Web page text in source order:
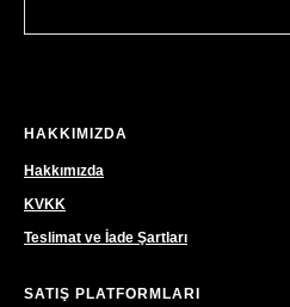
HAKKIMIZDA
Hakkımızda
KVKK
Teslimat ve İade Şartları
SATIŞ PLATFORMLARI